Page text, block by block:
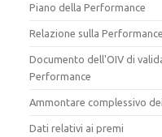
Piano della Performance
Relazione sulla Performance
Documento dell'OIV di
Performance
Ammontare complessivo
Dati relativi ai premi